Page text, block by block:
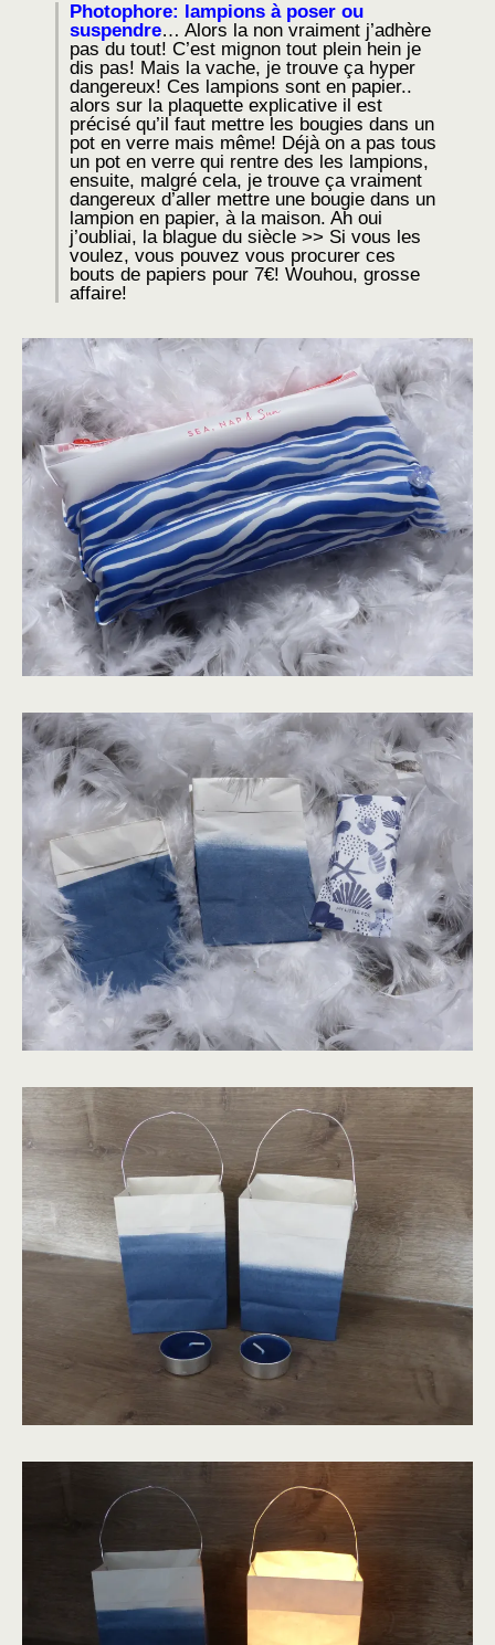
Photophore: lampions à poser ou
suspendre… Alors la non vraiment j’adhère
pas du tout! C’est mignon tout plein hein je
dis pas! Mais la vache, je trouve ça hyper
dangereux! Ces lampions sont en papier..
alors sur la plaquette explicative il est
précisé qu’il faut mettre les bougies dans un
pot en verre mais même! Déjà on a pas tous
un pot en verre qui rentre des les lampions,
ensuite, malgré cela, je trouve ça vraiment
dangereux d’aller mettre une bougie dans un
lampion en papier, à la maison. Ah oui
j’oubliai, la blague du siècle >> Si vous les
voulez, vous pouvez vous procurer ces
bouts de papiers pour 7€! Wouhou, grosse
affaire!